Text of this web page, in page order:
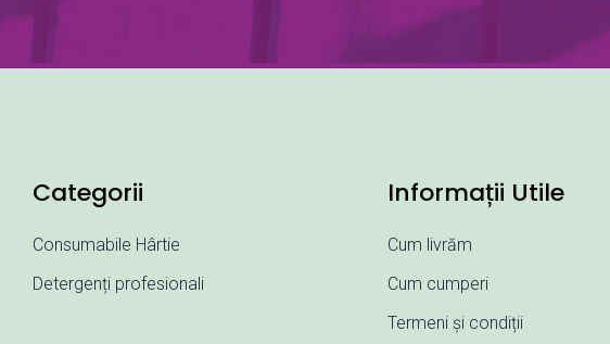
Categorii
Consumabile Hârtie
Detergenți profesionali
Informații Utile
Cum livrăm
Cum cumperi
Termeni și condiții